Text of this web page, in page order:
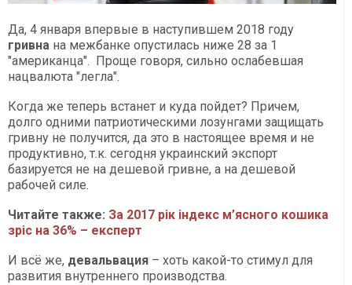
Да, 4 января впервые в наступившем 2018 году
гривна на межбанке опустилась ниже 28 за 1
"американца". Проще говоря, сильно ослабевшая
нацвалюта "легла".
Когда же теперь встанет и куда пойдет? Причем,
долго одними патриотическими лозунгами защищать
гривну не получится, да это в настоящее время и не
продуктивно, т.к. сегодня украинский экспорт
базируется не на дешевой гривне, а на дешевой
рабочей силе.
Читайте также: За 2017 рік індекс м’ясного кошика
зріс на 36% – експерт
И всё же, девальвация – хоть какой-то стимул для
развития внутреннего производства.